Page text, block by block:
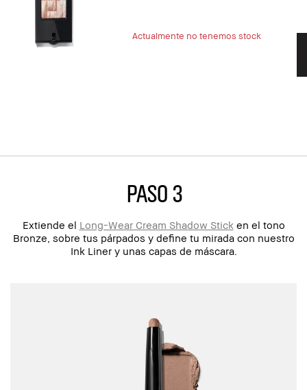
Actualmente no tenemos stock
paso 3
Extiende el Long-Wear Cream Shadow Stick en el tono
Bronze, sobre tus párpados y define tu mirada con nuestro
Ink Liner y unas capas de máscara.